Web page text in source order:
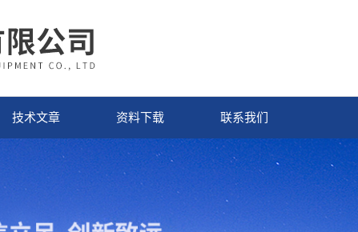
技术文章 资料下载 联系我们